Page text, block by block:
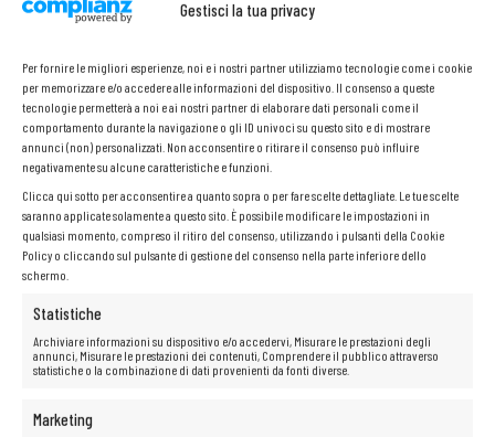
Gestisci la tua privacy
Per fornire le migliori esperienze, noi e i nostri partner utilizziamo tecnologie come i cookie
per memorizzare e/o accedere alle informazioni del dispositivo. Il consenso a queste
tecnologie permetterà a noi e ai nostri partner di elaborare dati personali come il
comportamento durante la navigazione o gli ID univoci su questo sito e di mostrare
annunci (non) personalizzati. Non acconsentire o ritirare il consenso può influire
negativamente su alcune caratteristiche e funzioni.
Clicca qui sotto per acconsentire a quanto sopra o per fare scelte dettagliate. Le tue scelte
saranno applicate solamente a questo sito. È possibile modificare le impostazioni in
qualsiasi momento, compreso il ritiro del consenso, utilizzando i pulsanti della Cookie
Policy o cliccando sul pulsante di gestione del consenso nella parte inferiore dello
schermo.
Statistiche
Archiviare informazioni su dispositivo e/o accedervi, Misurare le prestazioni degli
annunci, Misurare le prestazioni dei contenuti, Comprendere il pubblico attraverso
statistiche o la combinazione di dati provenienti da fonti diverse.
Marketing